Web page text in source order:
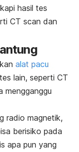
hasil tes
CT scan dan
alat pacu
lain, seperti CT
mengganggu
radio magnetik,
berisiko pada
apa pun yang